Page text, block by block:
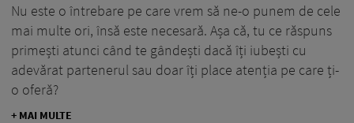
Nu este o întrebare pe care vrem să ne-o punem de cele
mai multe ori, însă este necesară. Așa că, tu ce răspuns
primești atunci când te gândești dacă îți iubești cu
adevărat partenerul sau doar îți place atenția pe care ți-
o oferă?
+ MAI MULTE